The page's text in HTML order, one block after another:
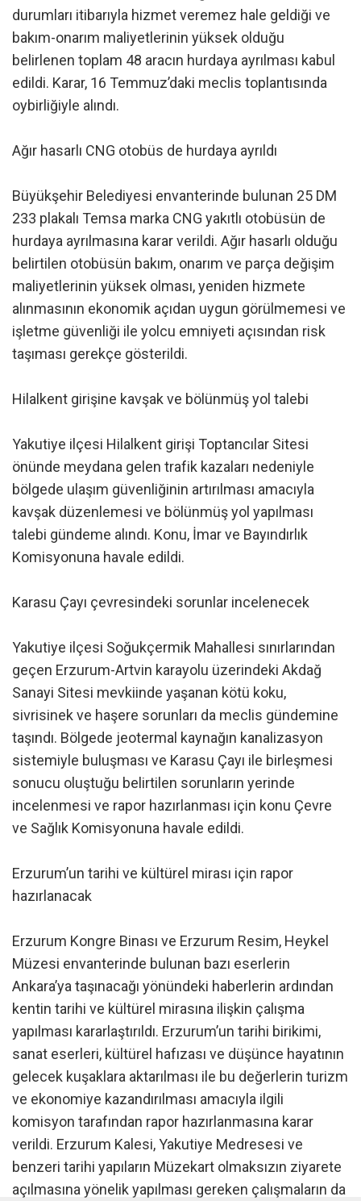
durumları itibarıyla hizmet veremez hale geldiği ve
bakım-onarım maliyetlerinin yüksek olduğu
belirlenen toplam 48 aracın hurdaya ayrılması kabul
edildi. Karar, 16 Temmuz’daki meclis toplantısında
oybirliğiyle alındı.
Ağır hasarlı CNG otobüs de hurdaya ayrıldı
Büyükşehir Belediyesi envanterinde bulunan 25 DM
233 plakalı Temsa marka CNG yakıtlı otobüsün de
hurdaya ayrılmasına karar verildi. Ağır hasarlı olduğu
belirtilen otobüsün bakım, onarım ve parça değişim
maliyetlerinin yüksek olması, yeniden hizmete
alınmasının ekonomik açıdan uygun görülmemesi ve
işletme güvenliği ile yolcu emniyeti açısından risk
taşıması gerekçe gösterildi.
Hilalkent girişine kavşak ve bölünmüş yol talebi
Yakutiye ilçesi Hilalkent girişi Toptancılar Sitesi
önünde meydana gelen trafik kazaları nedeniyle
bölgede ulaşım güvenliğinin artırılması amacıyla
kavşak düzenlemesi ve bölünmüş yol yapılması
talebi gündeme alındı. Konu, İmar ve Bayındırlık
Komisyonuna havale edildi.
Karasu Çayı çevresindeki sorunlar incelenecek
Yakutiye ilçesi Soğukçermik Mahallesi sınırlarından
geçen Erzurum-Artvin karayolu üzerindeki Akdağ
Sanayi Sitesi mevkiinde yaşanan kötü koku,
sivrisinek ve haşere sorunları da meclis gündemine
taşındı. Bölgede jeotermal kaynağın kanalizasyon
sistemiyle buluşması ve Karasu Çayı ile birleşmesi
sonucu oluştuğu belirtilen sorunların yerinde
incelenmesi ve rapor hazırlanması için konu Çevre
ve Sağlık Komisyonuna havale edildi.
Erzurum’un tarihi ve kültürel mirası için rapor
hazırlanacak
Erzurum Kongre Binası ve Erzurum Resim, Heykel
Müzesi envanterinde bulunan bazı eserlerin
Ankara’ya taşınacağı yönündeki haberlerin ardından
kentin tarihi ve kültürel mirasına ilişkin çalışma
yapılması kararlaştırıldı. Erzurum’un tarihi birikimi,
sanat eserleri, kültürel hafızası ve düşünce hayatının
gelecek kuşaklara aktarılması ile bu değerlerin turizm
ve ekonomiye kazandırılması amacıyla ilgili
komisyon tarafından rapor hazırlanmasına karar
verildi. Erzurum Kalesi, Yakutiye Medresesi ve
benzeri tarihi yapıların Müzekart olmaksızın ziyarete
açılmasına yönelik yapılması gereken çalışmaların da